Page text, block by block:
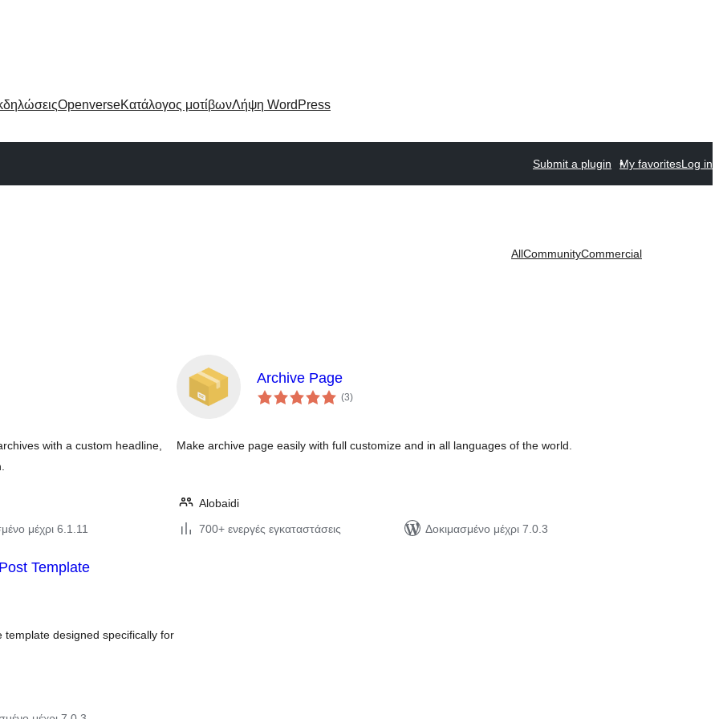
OpenverseΚατάλογος μοτίβωνΛήψη WordPress
Submit a plugin My favoritesLog in
AllCommunityCommercial
with a custom headline,
μέχρι 6.1.11
Archive Page
(3αξιολογήσεις
σύνολο
)
Make archive page easily with full customize and in all languages of the world.
Alobaidi
700+ ενεργές εγκαταστάσεις
Δοκιμασμένο μέχρι 7.0.3
Template
template designed specifically for